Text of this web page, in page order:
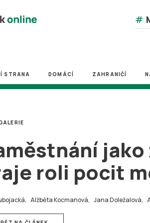
#
STRANA DOMÁCÍ ZAHRANIČÍ
roli pocit
Alžběta Kocmanová, Jana Doležalová,